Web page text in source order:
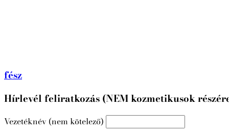
fész
Hírlevél feliratkozás (NEM kozmetikusok
Vezetéknév (nem kötelező)